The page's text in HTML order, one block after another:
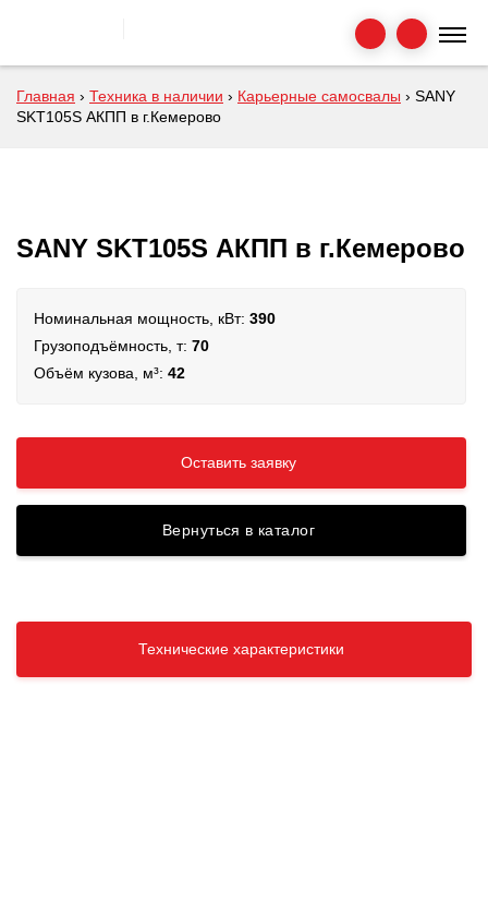
Главная › Техника в наличии › Карьерные самосвалы › SANY
SKT105S АКПП в г.Кемерово
SANY SKT105S АКПП в г.Кемерово
Номинальная мощность, кВт: 390
Грузоподъёмность, т: 70
Объём кузова, м³: 42
Оставить заявку
Вернуться в каталог
Технические характеристики